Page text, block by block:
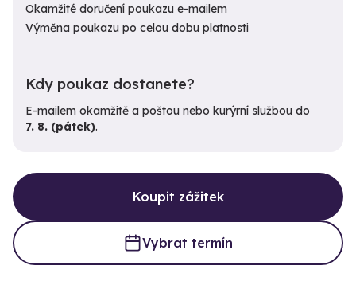
Okamžité doručení poukazu e-mailem
Výměna poukazu po celou dobu platnosti
Kdy poukaz dostanete?
E-mailem okamžitě a poštou nebo kurýrní službou do
7. 8. (pátek).
Koupit zážitek
Vybrat termín